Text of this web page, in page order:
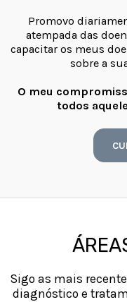
Promovo
atempada das
capacitar os meus
sobre a
O meu
todos
Sigo as mais
diagnóstico e